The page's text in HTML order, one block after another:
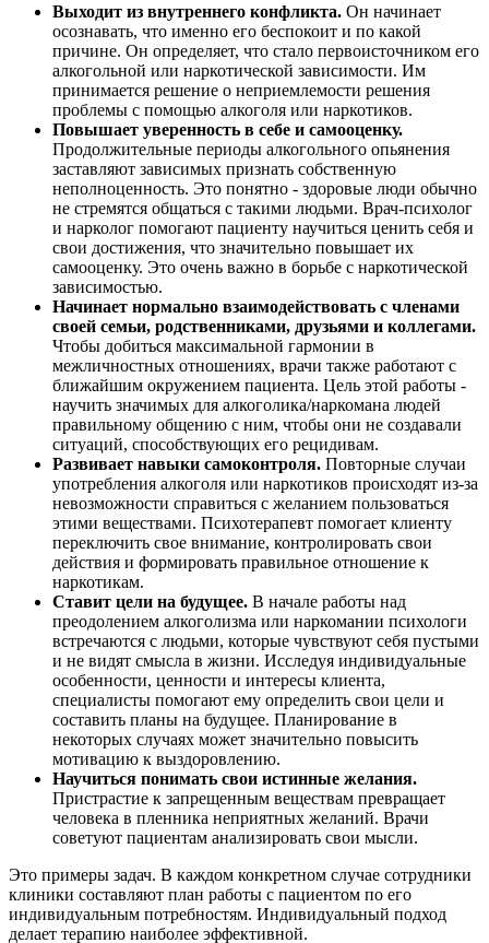
Выходит из внутреннего конфликта. Он начинает
осознавать, что именно его беспокоит и по какой
причине. Он определяет, что стало первоисточником его
алкогольной или наркотической зависимости. Им
принимается решение о неприемлемости решения
проблемы с помощью алкоголя или наркотиков.
Повышает уверенность в себе и самооценку.
Продолжительные периоды алкогольного опьянения
заставляют зависимых признать собственную
неполноценность. Это понятно - здоровые люди обычно
не стремятся общаться с такими людьми. Врач-психолог
и нарколог помогают пациенту научиться ценить себя и
свои достижения, что значительно повышает их
самооценку. Это очень важно в борьбе с наркотической
зависимостью.
Начинает нормально взаимодействовать с членами
своей семьи, родственниками, друзьями и коллегами.
Чтобы добиться максимальной гармонии в
межличностных отношениях, врачи также работают с
ближайшим окружением пациента. Цель этой работы -
научить значимых для алкоголика/наркомана людей
правильному общению с ним, чтобы они не создавали
ситуаций, способствующих его рецидивам.
Развивает навыки самоконтроля. Повторные случаи
употребления алкоголя или наркотиков происходят из-за
невозможности справиться с желанием пользоваться
этими веществами. Психотерапевт помогает клиенту
переключить свое внимание, контролировать свои
действия и формировать правильное отношение к
наркотикам.
Ставит цели на будущее. В начале работы над
преодолением алкоголизма или наркомании психологи
встречаются с людьми, которые чувствуют себя пустыми
и не видят смысла в жизни. Исследуя индивидуальные
особенности, ценности и интересы клиента,
специалисты помогают ему определить свои цели и
составить планы на будущее. Планирование в
некоторых случаях может значительно повысить
мотивацию к выздоровлению.
Научиться понимать свои истинные желания.
Пристрастие к запрещенным веществам превращает
человека в пленника неприятных желаний. Врачи
советуют пациентам анализировать свои мысли.
Это примеры задач. В каждом конкретном случае сотрудники
клиники составляют план работы с пациентом по его
индивидуальным потребностям. Индивидуальный подход
делает терапию наиболее эффективной.